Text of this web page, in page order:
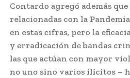
Contardo agregó además
relacionadas con la
en estas cifras, pero la
y erradicación de bandas
las que actúan con mayor
no uno sino varios ilícitos –